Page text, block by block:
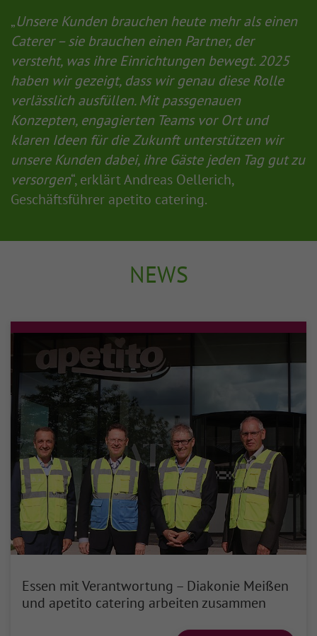
„Unsere Kunden brauchen heute mehr als einen
Caterer – sie brauchen einen Partner, der
versteht, was ihre Einrichtungen bewegt. 2025
haben wir gezeigt, dass wir genau diese Rolle
verlässlich ausfüllen. Mit passgenauen
Konzepten, engagierten Teams vor Ort und
klaren Ideen für die Zukunft unterstützen wir
unsere Kunden dabei, ihre Gäste jeden Tag gut zu
versorgen“, erklärt Andreas Oellerich,
Geschäftsführer apetito catering.
NEWS
Essen mit Verantwortung – Diakonie Meißen
und apetito catering arbeiten zusammen